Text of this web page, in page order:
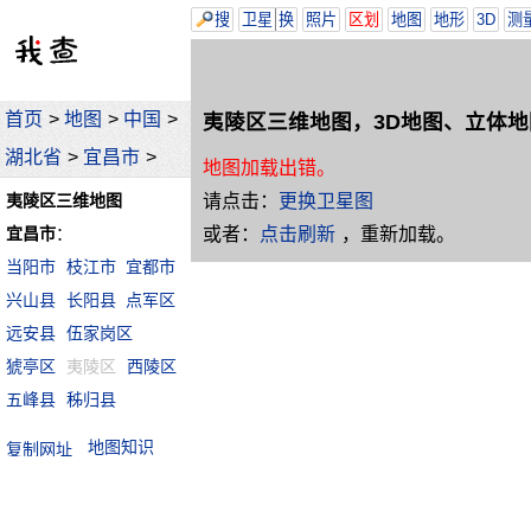
首页 > 地图 > 中国 >
湖北省 > 宜昌市 >
夷陵区三维地图
宜昌市：
当阳市 枝江市 宜都市
兴山县 长阳县 点军区
远安县 伍家岗区
猇亭区
夷陵区
西陵区
五峰县 秭归县
地图知识
搜 卫星 换 照片 区划 地图 地形 3D 测
夷陵区三维地图，3D地图、立体地
地图加载出错。
请点击：
更换卫星图
或者：
点击刷新 ，重新加载。